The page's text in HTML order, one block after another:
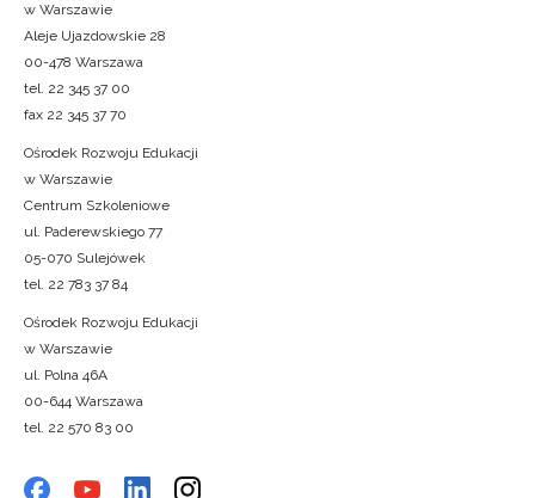
w Warszawie
Aleje Ujazdowskie 28
00-478 Warszawa
tel. 22 345 37 00
fax 22 345 37 70
Ośrodek Rozwoju Edukacji
w Warszawie
Centrum Szkoleniowe
ul. Paderewskiego 77
05-070 Sulejówek
tel. 22 783 37 84
Ośrodek Rozwoju Edukacji
w Warszawie
ul. Polna 46A
00-644 Warszawa
tel. 22 570 83 00